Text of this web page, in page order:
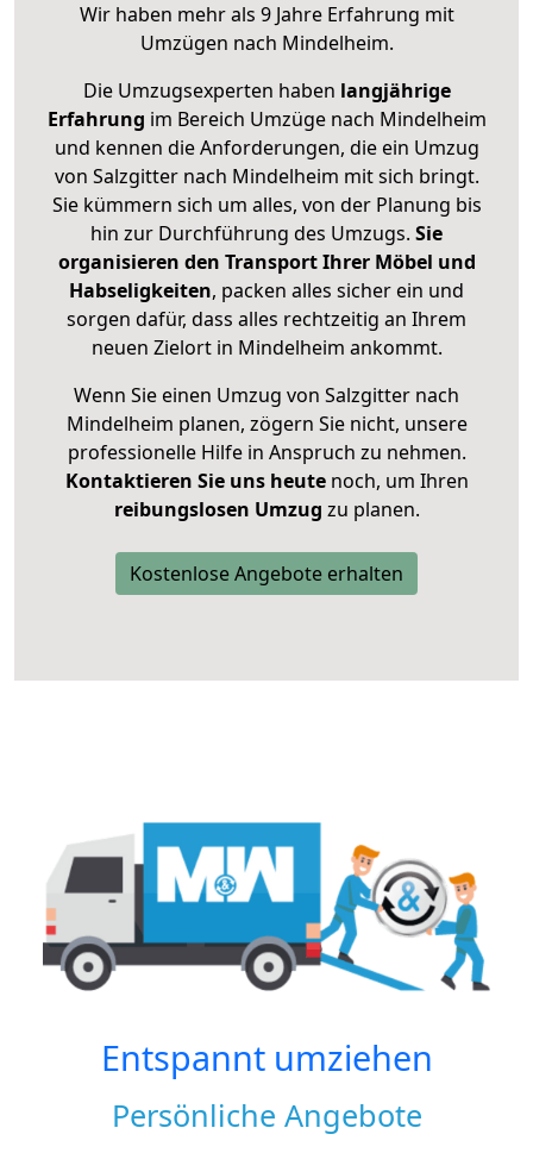
Wir haben mehr als 9 Jahre Erfahrung mit
Umzügen nach Mindelheim.
Die Umzugsexperten haben langjährige
Erfahrung im Bereich Umzüge nach Mindelheim
und kennen die Anforderungen, die ein Umzug
von Salzgitter nach Mindelheim mit sich bringt.
Sie kümmern sich um alles, von der Planung bis
hin zur Durchführung des Umzugs. Sie
organisieren den Transport Ihrer Möbel und
Habseligkeiten, packen alles sicher ein und
sorgen dafür, dass alles rechtzeitig an Ihrem
neuen Zielort in Mindelheim ankommt.
Wenn Sie einen Umzug von Salzgitter nach
Mindelheim planen, zögern Sie nicht, unsere
professionelle Hilfe in Anspruch zu nehmen.
Kontaktieren Sie uns heutenoch, um Ihren
reibungslosen Umzug zu planen.
Kostenlose Angebote erhalten
Entspannt umziehen
Persönliche Angebote